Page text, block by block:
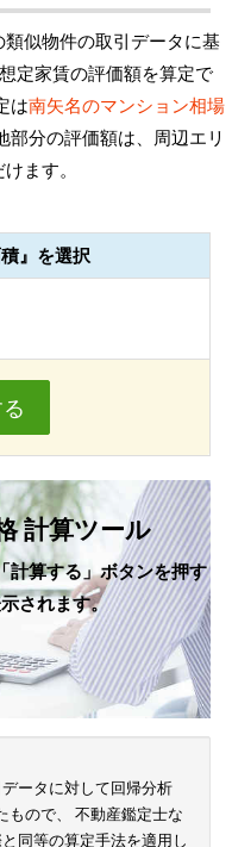
似物件の取引データに基
定家賃の評価額を算定で
は南矢名のマンション相場
分の評価額は、周辺エリ
ます。
』を選択
計算ツール
計算する」ボタンを押す
されます。
ータに対して回帰分析
もので、 不動産鑑定士な
同等の算定手法を適用し